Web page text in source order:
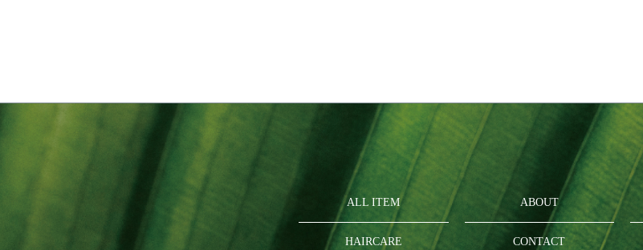
ALL ITEM
HAIRCARE
ABOUT
CONTACT